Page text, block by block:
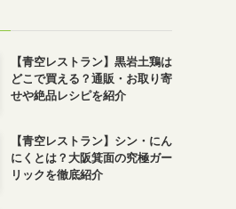
【青空レストラン】黒岩土鶏は
どこで買える？通販・お取り寄
せや絶品レシピを紹介
【青空レストラン】シン・にん
にくとは？大阪箕面の究極ガー
リックを徹底紹介